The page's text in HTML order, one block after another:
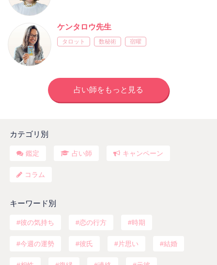
ケンタロウ先生
タロット 数秘術 宿曜
占い師をもっと見る
カテゴリ別
鑑定 占い師 キャンペーン
コラム
キーワード別
彼の気持ち 恋の行方 時期
今週の運勢 彼氏 片思い 結婚